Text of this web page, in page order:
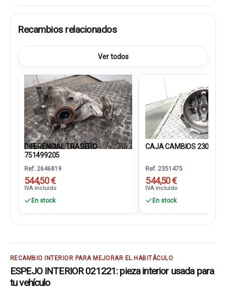
Recambios relacionados
Ver todos
DIFERENCIAL TRASERO
751499205
Ref. 2646819
544,50 €
IVA incluido
En stock
CAJA CAMBIOS
Ref. 2351475
544,50 €
IVA incluido
En stock
RECAMBIO INTERIOR PARA MEJORAR EL HABITÁCULO
ESPEJO INTERIOR 021221: pieza interior usada para
tu vehículo